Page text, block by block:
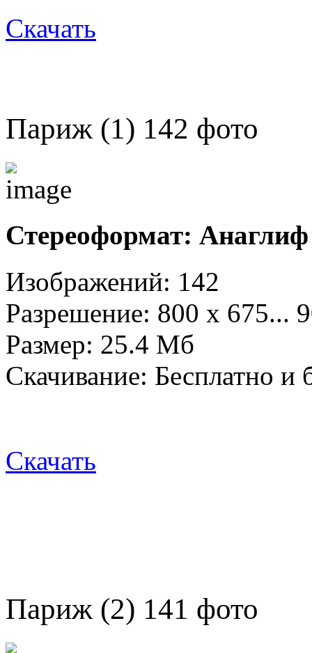
Скачать
Париж (1) 142 фото
Стереоформат:
Изображений: 142
Разрешение: 800 х 675...
Размер: 25.4 Mб
Скачивание: Бесплатно и
Скачать
Париж (2) 141 фото